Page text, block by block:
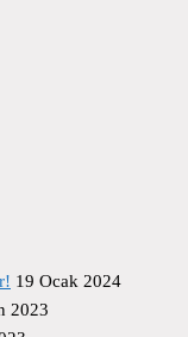
19 Ocak 2024
2023